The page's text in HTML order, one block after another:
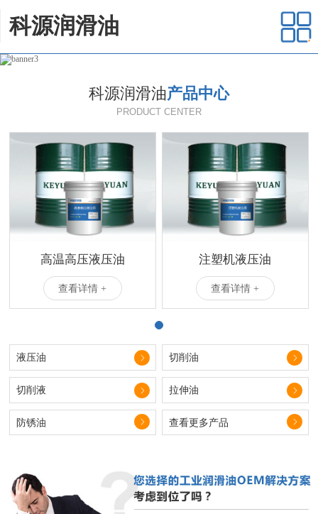
科源润滑油
科源润滑油产品中心
PRODUCT CENTER
高温高压液压油
查看详情 +
注塑机液压油
查看详情 +
液压油 切削油
切削液 拉伸油
防锈油 查看更多产品